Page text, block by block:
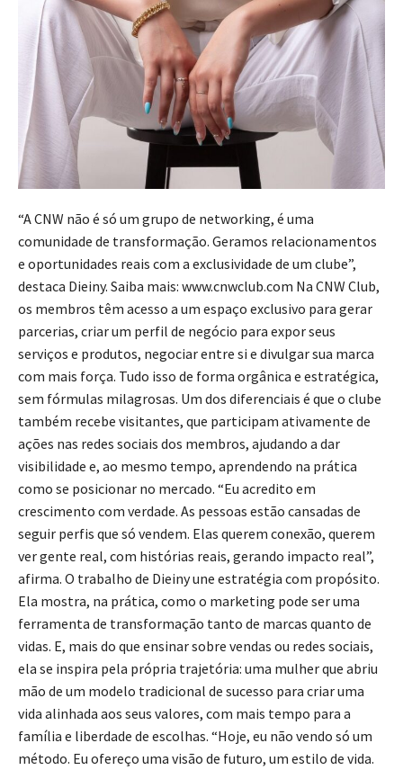
“A CNW não é só um grupo de networking, é uma
comunidade de transformação. Geramos relacionamentos
e oportunidades reais com a exclusividade de um clube”,
destaca Dieiny. Saiba mais: www.cnwclub.com Na CNW Club,
os membros têm acesso a um espaço exclusivo para gerar
parcerias, criar um perfil de negócio para expor seus
serviços e produtos, negociar entre si e divulgar sua marca
com mais força. Tudo isso de forma orgânica e estratégica,
sem fórmulas milagrosas. Um dos diferenciais é que o clube
também recebe visitantes, que participam ativamente de
ações nas redes sociais dos membros, ajudando a dar
visibilidade e, ao mesmo tempo, aprendendo na prática
como se posicionar no mercado. “Eu acredito em
crescimento com verdade. As pessoas estão cansadas de
seguir perfis que só vendem. Elas querem conexão, querem
ver gente real, com histórias reais, gerando impacto real”,
afirma. O trabalho de Dieiny une estratégia com propósito.
Ela mostra, na prática, como o marketing pode ser uma
ferramenta de transformação tanto de marcas quanto de
vidas. E, mais do que ensinar sobre vendas ou redes sociais,
ela se inspira pela própria trajetória: uma mulher que abriu
mão de um modelo tradicional de sucesso para criar uma
vida alinhada aos seus valores, com mais tempo para a
família e liberdade de escolhas. “Hoje, eu não vendo só um
método. Eu ofereço uma visão de futuro, um estilo de vida.